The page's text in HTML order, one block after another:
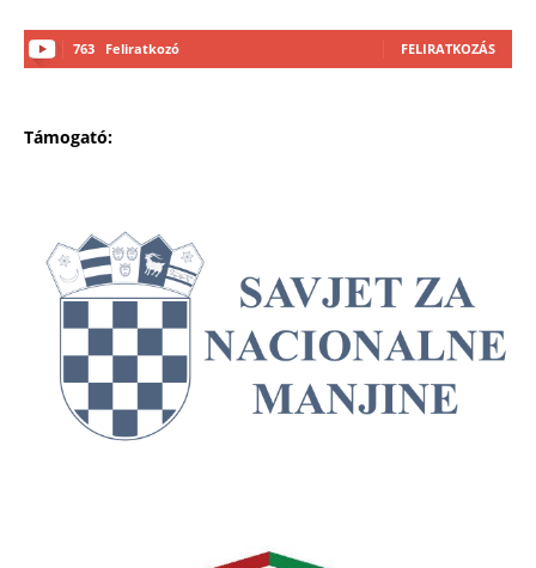
763 Feliratkozó FELIRATKOZÁS
Támogató: